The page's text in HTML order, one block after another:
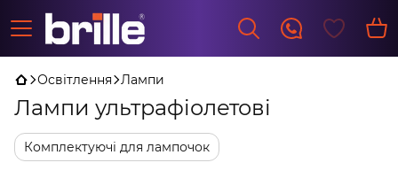
Освітлення Лампи
Лампи ультрафіолетові
Комплектуючі для лампочок